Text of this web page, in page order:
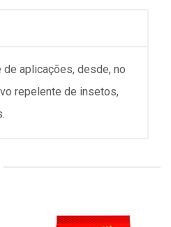
aplicações, desde, no
repelente de insetos,